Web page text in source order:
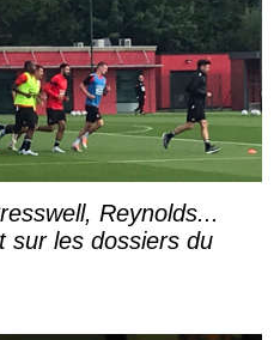
Reynolds...
sur les dossiers du